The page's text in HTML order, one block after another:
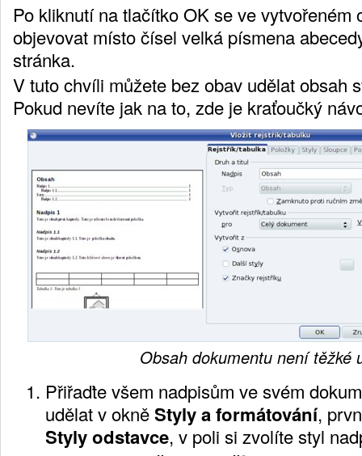
Po kliknutí na tlačítkoOKse ve vytvořeném
objevovat místo čísel velká písmena
stránka.
V tuto chvíli můžete bez obav udělatobsah
Pokud nevíte jak na to, zde je kraťoučký
Obsah dokumentu není těžké
Přiřaďte všem nadpisům ve svém
udělat v okněStyly a formátování,
Styly odstavce, v poli si zvolíte styl